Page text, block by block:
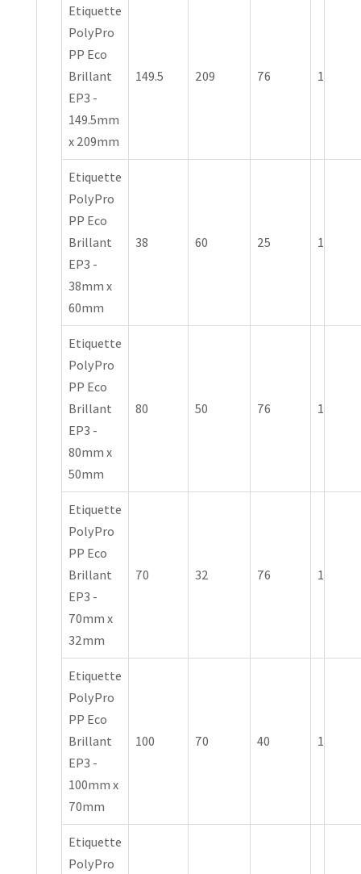
Etiquette
PolyPro
PP Eco
Brillant
EP3 -
149.5mm
x 209mm
149.5 209 76 1
Etiquette
PolyPro
PP Eco
Brillant
EP3 -
38mm x
60mm
38 60 25 1
Etiquette
PolyPro
PP Eco
Brillant
EP3 -
80mm x
50mm
80 50 76 1
Etiquette
PolyPro
PP Eco
Brillant
EP3 -
70mm x
32mm
70 32 76 1
Etiquette
PolyPro
PP Eco
Brillant
EP3 -
100mm x
70mm
100 70 40 1
Etiquette
PolyPro